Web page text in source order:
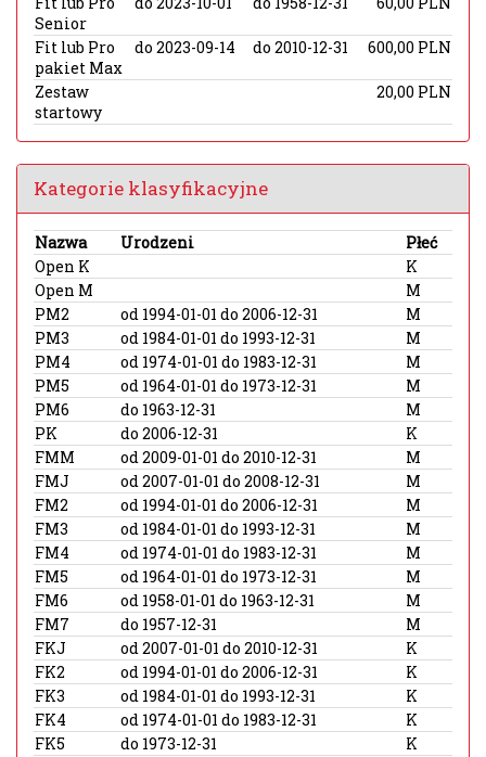
Senior
Fit lub Pro
pakiet Max
do 2023-09-14 do 2010-12-31 600,00 PLN
Zestaw
startowy
20,00 PLN
Kategorie klasyfikacyjne
Nazwa Urodzeni
Płeć
Open K
K
Open M
M
PM2
od 1994-01-01 do 2006-12-31
M
PM3
od 1984-01-01 do 1993-12-31
M
PM4
od 1974-01-01 do 1983-12-31
M
PM5
od 1964-01-01 do 1973-12-31
M
PM6
do 1963-12-31
M
PK
do 2006-12-31
K
FMM
od 2009-01-01 do 2010-12-31
M
FMJ
od 2007-01-01 do 2008-12-31
M
FM2
od 1994-01-01 do 2006-12-31
M
FM3
od 1984-01-01 do 1993-12-31
M
FM4
od 1974-01-01 do 1983-12-31
M
FM5
od 1964-01-01 do 1973-12-31
M
FM6
od 1958-01-01 do 1963-12-31
M
FM7
do 1957-12-31
M
FKJ
od 2007-01-01 do 2010-12-31
K
FK2
od 1994-01-01 do 2006-12-31
K
FK3
od 1984-01-01 do 1993-12-31
K
FK4
od 1974-01-01 do 1983-12-31
K
FK5
do 1973-12-31 K